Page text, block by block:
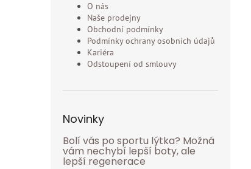
O nás
Naše prodejny
Obchodní podmínky
Podmínky ochrany osobních údajů
Kariéra
Odstoupení od smlouvy
Novinky
Bolí vás po sportu lýtka? Možná
vám nechybí lepší boty, ale
lepší regenerace